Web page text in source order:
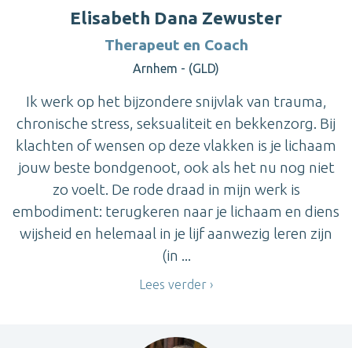
Elisabeth Dana Zewuster
Therapeut en Coach
Arnhem - (GLD)
Ik werk op het bijzondere snijvlak van trauma,
chronische stress, seksualiteit en bekkenzorg. Bij
klachten of wensen op deze vlakken is je lichaam
jouw beste bondgenoot, ook als het nu nog niet
zo voelt. De rode draad in mijn werk is
embodiment: terugkeren naar je lichaam en diens
wijsheid en helemaal in je lijf aanwezig leren zijn
(in ...
Lees verder